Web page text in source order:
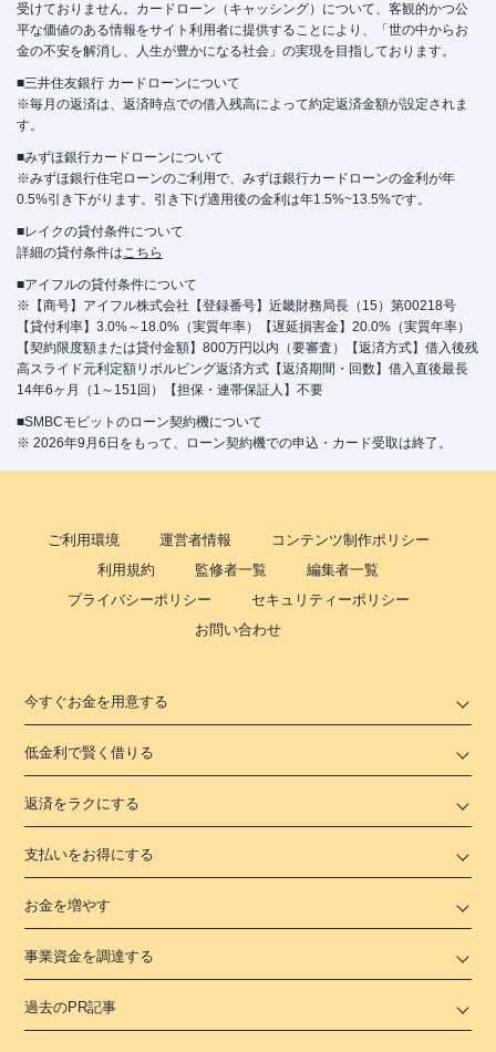
受けておりません。カードローン（キャッシング）について、客観的かつ公
平な価値のある情報をサイト利用者に提供することにより、「世の中からお
金の不安を解消し、人生が豊かになる社会」の実現を目指しております。
■三井住友銀行 カードローンについて
※毎月の返済は、返済時点での借入残高によって約定返済金額が設定されま
す。
■みずほ銀行カードローンについて
※みずほ銀行住宅ローンのご利用で、みずほ銀行カードローンの金利が年
0.5%引き下がります。引き下げ適用後の金利は年1.5%~13.5%です。
■レイクの貸付条件について
詳細の貸付条件はこちら
■アイフルの貸付条件について
※【商号】アイフル株式会社【登録番号】近畿財務局長（15）第00218号
【貸付利率】3.0%～18.0%（実質年率）【遅延損害金】20.0%（実質年率）
【契約限度額または貸付金額】800万円以内（要審査）【返済方式】借入後残
高スライド元利定額リボルビング返済方式【返済期間・回数】借入直後最長
14年6ヶ月（1～151回）【担保・連帯保証人】不要
■SMBCモビットのローン契約機について
※ 2026年9月6日をもって、ローン契約機での申込・カード受取は終了。
ご利用環境 運営者情報
コンテンツ制作ポリシー
利用規約
監修者一覧
編集者一覧
プライバシーポリシー
セキュリティーポリシー
お問い合わせ
今すぐお金を用意する
低金利で賢く借りる
返済をラクにする
支払いをお得にする
お金を増やす
事業資金を調達する
過去のPR記事